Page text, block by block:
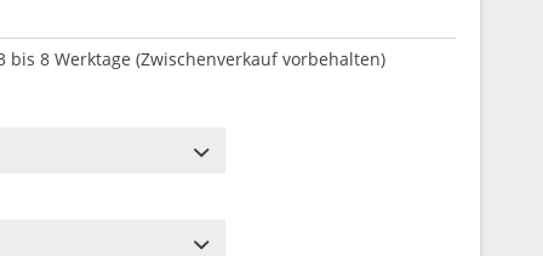
bis 8 Werktage (Zwischenverkauf vorbehalten)